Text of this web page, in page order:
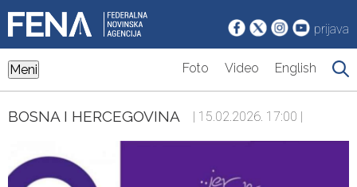
prijava
Meni Foto Video English
BOSNA I HERCEGOVINA | 15.02.2026. 17:00 |